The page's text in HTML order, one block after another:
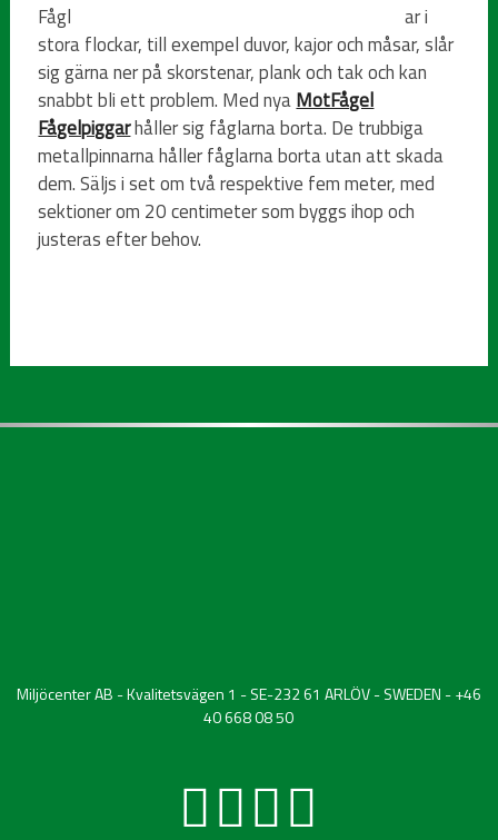
Fågl
ar i
stora flockar, till exempel duvor, kajor och måsar, slår
sig gärna ner på skorstenar, plank och tak och kan
snabbt bli ett problem. Med nyaMotFågel
Fågelpiggarhåller sig fåglarna borta. De trubbiga
metallpinnarna håller fåglarna borta utan att skada
dem. Säljs i set om två respektive fem meter, med
sektioner om 20 centimeter som byggs ihop och
justeras efter behov.
Miljöcenter AB - Kvalitetsvägen 1 - SE-232 61 ARLÖV - SWEDEN - +46
40 668 08 50